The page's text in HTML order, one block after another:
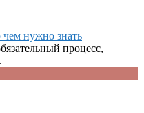
чем нужно знать
процесс,